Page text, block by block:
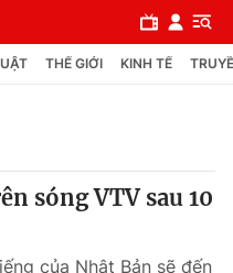
THẾ GIỚI KINH TẾ
sóng VTV sau 10
của Nhật Bản sẽ đến